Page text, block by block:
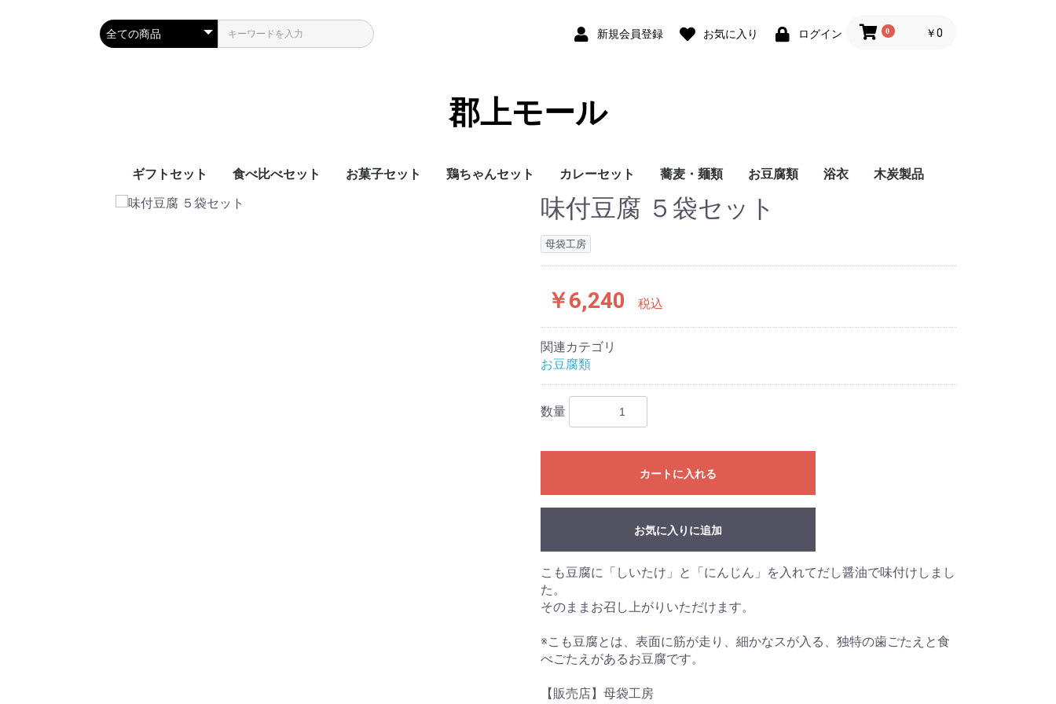
新規会員登録 お気に入り ログイン 0 ￥0
郡上モール
ギフトセット 食べ比べセット お菓子セット 鶏ちゃんセット カレーセット 蕎麦・麺類 お豆腐類 浴衣 木炭製品
味付豆腐 ５袋セット
母袋工房
￥6,240 税込
関連カテゴリ
お豆腐類
数量
カートに入れる
お気に入りに追加
こも豆腐に「しいたけ」と「にんじん」を入れてだし醤油で味付けしまし
た。
そのままお召し上がりいただけます。
※こも豆腐とは、表面に筋が走り、細かなスが入る、独特の歯ごたえと食
べごたえがあるお豆腐です。
【販売店】母袋工房